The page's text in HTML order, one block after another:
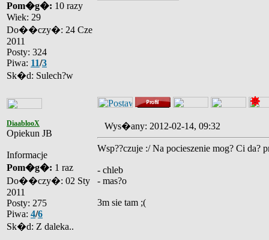
Pom�g�: 10 razy
Wiek: 29
Do��czy�: 24 Cze
2011
Posty: 324
Piwa: 11/3
Sk�d: Sulech?w
DiaablooX
Opiekun JB
Informacje
Pom�g�: 1 raz
Do��czy�: 02 Sty
2011
Posty: 275
Piwa: 4/6
Sk�d: Z daleka..
Wys�any: 2012-02-14, 09:32
Wsp??czuje :/ Na pocieszenie mog? Ci da?
- chleb
- mas?o
3m sie tam ;(